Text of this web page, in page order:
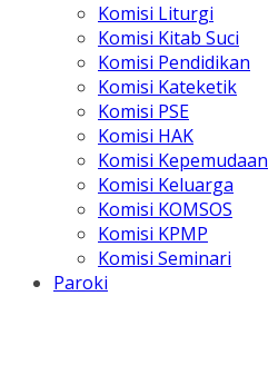
Komisi Liturgi
Komisi Kitab Suci
Komisi Pendidikan
Komisi Kateketik
Komisi PSE
Komisi HAK
Komisi Kepemudaan
Komisi Keluarga
Komisi KOMSOS
Komisi KPMP
Komisi Seminari
Paroki